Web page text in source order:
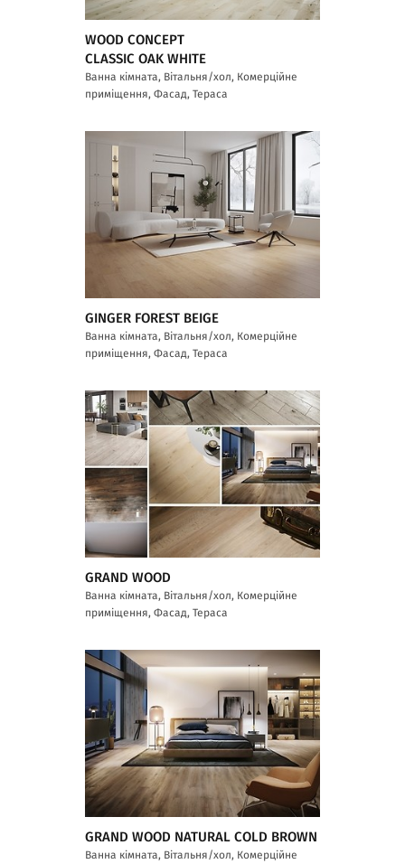
WOOD CONCEPT
CLASSIC OAK WHITE
Ванна кімната, Вітальня/хол, Комерційне
приміщення, Фасад, Тераса
GINGER FOREST BEIGE
Ванна кімната, Вітальня/хол, Комерційне
приміщення, Фасад, Тераса
GRAND WOOD
Ванна кімната, Вітальня/хол, Комерційне
приміщення, Фасад, Тераса
GRAND WOOD NATURAL COLD BROWN
Ванна кімната, Вітальня/хол, Комерційне